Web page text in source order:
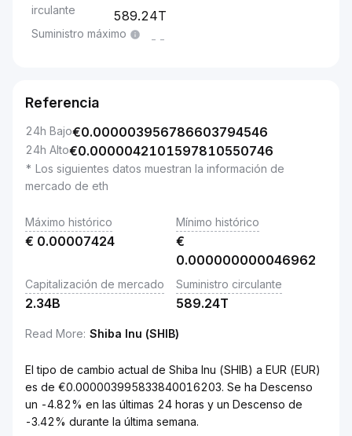
irculante
589.24T
Suministro máximo --
Referencia
24h Bajo€0.000003956786603794546
24h Alto€0.0000042101597810550746
* Los siguientes datos muestran la información de
mercado de eth
Máximo histórico
€ 0.00007424
Mínimo histórico
€
0.000000000046962
Capitalización de mercado
2.34B
Suministro circulante
589.24T
Read More: Shiba Inu (SHIB)
El tipo de cambio actual de Shiba Inu (SHIB) a EUR (EUR)
es de €0.000003995833840016203. Se ha Descenso
un -4.82% en las últimas 24 horas y un Descenso de
-3.42% durante la última semana.